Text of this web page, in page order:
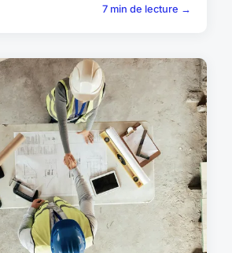
7 min de lecture →